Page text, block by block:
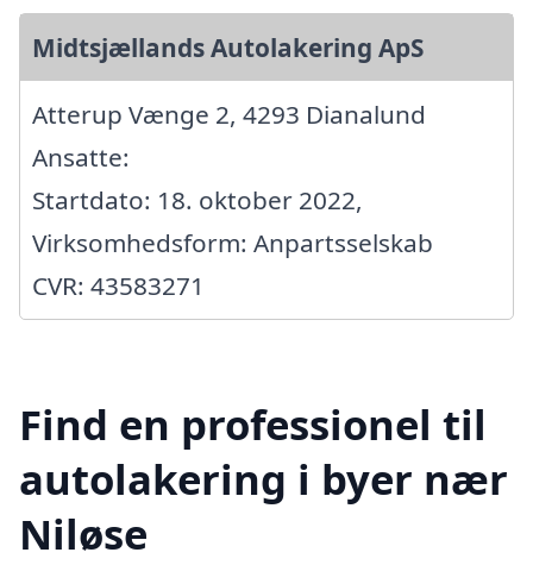
Midtsjællands Autolakering ApS
Atterup Vænge 2, 4293 Dianalund
Ansatte:
Startdato: 18. oktober 2022,
Virksomhedsform: Anpartsselskab
CVR: 43583271
Find en professionel til
autolakering i byer nær
Niløse